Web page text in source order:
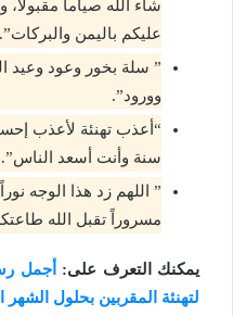
شاء الله صياماً مقبولاً،
عليكم باليمن والبركات”.
” سلة بخور وعود وعيد
وورود”.
“أعذب تهنئة لأعذب
سنة وأنت أسعد الناس”.
” اللهم زد هذا الوجه
مسروراً تقبل الله
يمكنك التعرف على:
أجمل
لتهنئة المقربين بحلول الشهر